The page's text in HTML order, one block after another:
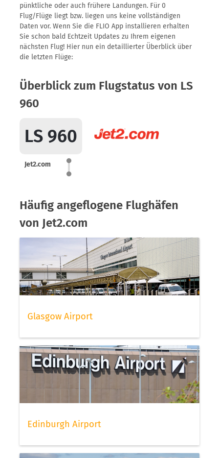
pünktliche oder auch frühere Landungen. Für 0
Flug/Flüge liegt bzw. liegen uns keine vollständigen
Daten vor. Wenn Sie die FLIO App installieren erhalten
Sie schon bald Echtzeit Updates zu Ihrem eigenen
nächsten Flug! Hier nun ein detaillierter Überblick über
die letzten Flüge:
Überblick zum Flugstatus von LS
960
LS 960
Jet2.com
Häufig angeflogene Flughäfen
von Jet2.com
Glasgow Airport
Edinburgh Airport